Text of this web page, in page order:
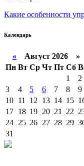
Какие особенности
Календарь
« Август 2026 »
Пн Вт Ср Чт Пт Сб
1
2
3
4 5 6 7 8
9
10 11 12 13 14 15
17 18 19 20 21 22
24 25 26 27 28 29
31